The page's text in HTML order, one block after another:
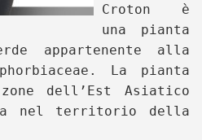
Croton è
una pianta
appartenente alla
La pianta
dell’Est Asiatico
nel territorio della